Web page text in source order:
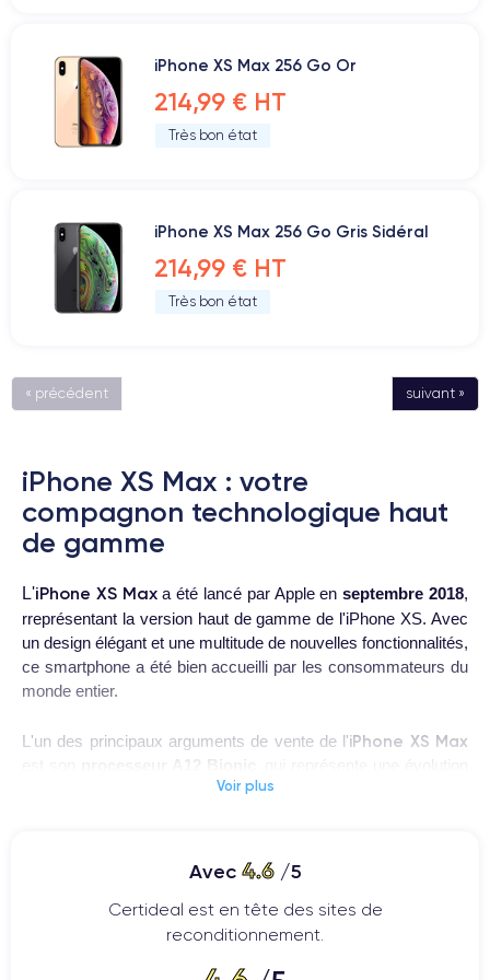
iPhone XS Max 256 Go Or
214,99 € HT
Très bon état
iPhone XS Max 256 Go Gris Sidéral
214,99 € HT
Très bon état
« précédent suivant »
iPhone XS Max : votre
compagnon technologique haut
de gamme
L'iPhone XS Maxa été lancé par Apple enseptembre 2018,
rreprésentant la version haut de gamme de l'iPhone XS. Avec
un design élégant et une multitude de nouvelles fonctionnalités,
ce smartphone a été bien accueilli par les consommateurs du
monde entier.
L'un des principaux arguments de vente de l'iPhone XS Max
significative par rapport aux précédents processeurs d'Apple.
énergétique que ses prédécesseurs. En outre, l'iPhone XS
Max peut facilement gérer des applications plus lourdes, telles
que des jeux à forte intensité graphique, sans aucun
ralentissement ni interruption.
Voir plus
Avec 4.6/5
Certideal est en tête des sites de
reconditionnement.